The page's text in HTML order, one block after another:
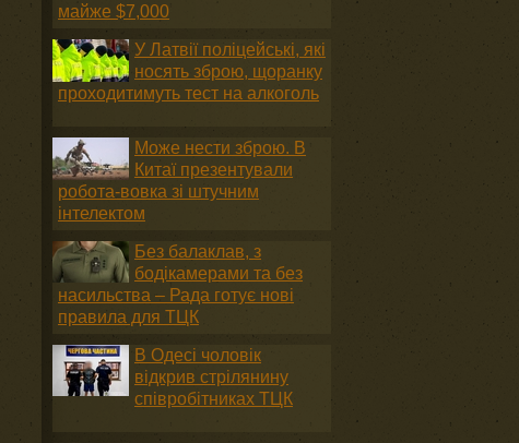
майже $7,000
У Латвії поліцейські, які
носять зброю, щоранку
проходитимуть тест на алкоголь
Може нести зброю. В
Китаї презентували
робота-вовка зі штучним
інтелектом
Без балаклав, з
бодікамерами та без
насильства – Рада готує нові
правила для ТЦК
В Одесі чоловік
відкрив стрілянину
співробітниках ТЦК